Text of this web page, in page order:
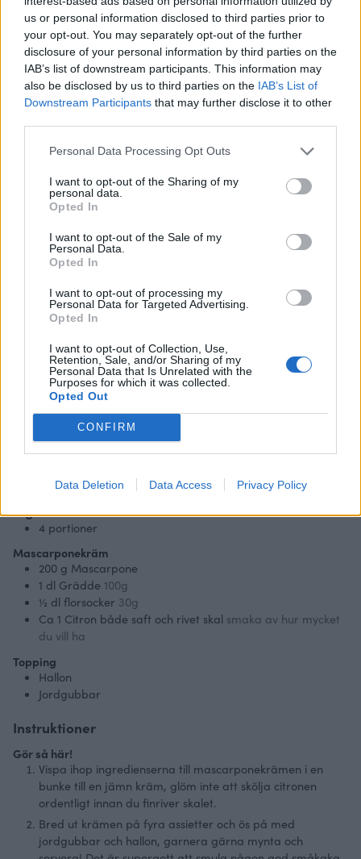
us or personal information disclosed to third parties prior to
your opt-out. You may separately opt-out of the further
disclosure of your personal information by third parties on the
IAB’s list of downstream participants. This information may
also be disclosed by us to third parties on the IAB’s List of
Downstream Participants that may further disclose it to other
Personal Data Processing Opt Outs
I want to opt-out of the Sharing of my
personal data.
Opted In
I want to opt-out of the Sale of my
Personal Data.
Opted In
I want to opt-out of processing my
Personal Data for Targeted Advertising.
Opted In
I want to opt-out of Collection, Use,
Retention, Sale, and/or Sharing of my
Personal Data that Is Unrelated with the
Purposes for which it was collected.
Opted Out
CONFIRM
Data Deletion Data Access Privacy Policy
Mascarponekräm med mycket citron som sen toppas
hela sommaren. Ett stort plus i kanten för att den tar max
2 minuter att slänga ihop.
Skriv ut receptet
Solmogna bär med
Ingredienser
4 portioner
Mascarponekräm
200 g Mascarpone
1 dl Grädde 100g
½ dl florsocker 30g
Ca 1 Citron både saft och rivet skal smaka av hur mycket
du vill ha
Topping
Hallon
Jordgubbar
Instruktioner
Gör så här!
Vispa ihop ingredienserna till mascarponekrämen i en
bunke till en jämn kräm, glöm inte att skölja citronen
ordentligt innan du finriver skalet.
Bred ut krämen på fyra assietter och ös på med
jordgubbar och hallon, garnera gärna mynta och